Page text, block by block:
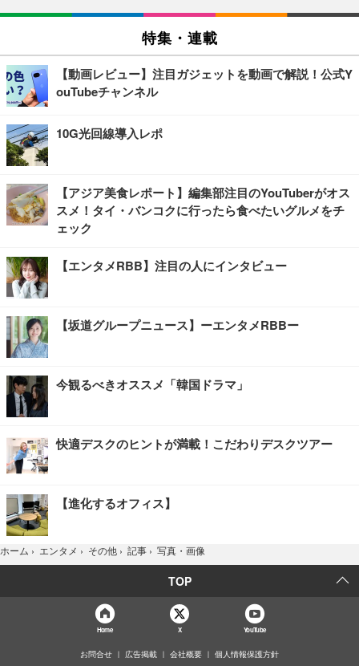
特集・連載
【動画レビュー】注目ガジェットを動画で解説！公式Y
ouTubeチャンネル
10G光回線導入レポ
【アジア美食レポート】編集部注目のYouTuberがオス
スメ！タイ・バンコクに行ったら食べたいグルメをチ
ェック
【エンタメRBB】注目の人にインタビュー
【坂道グループニュース】ーエンタメRBBー
今観るべきオススメ「韓国ドラマ」
快適デスクのヒントが満載！こだわりデスクツアー
【進化するオフィス】
ホーム › エンタメ › その他 › 記事 › 写真・画像
TOP
Home X YouTube
お問合せ 広告掲載 会社概要 個人情報保護方針